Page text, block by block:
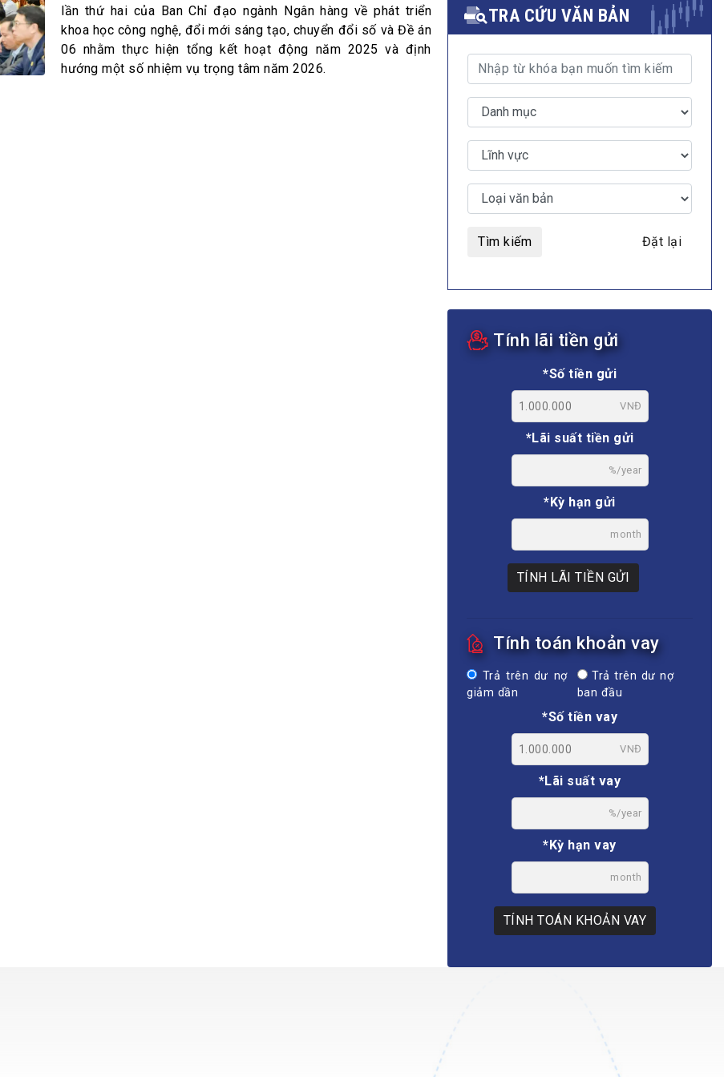
sản
–Thẻ
trị
MULTIMEDIA
Video
E-magazines
lần thứ hai của Ban Chỉ đạo ngành Ngân hàng về phát triển
khoa học công nghệ, đổi mới sáng tạo, chuyển đổi số và Đề án
06 nhằm thực hiện tổng kết hoạt động năm 2025 và định
hướng một số nhiệm vụ trọng tâm năm 2026.
TRA CỨU VĂN BẢN
Tìm kiếm Đặt lại
Tính lãi tiền gửi
*Số tiền gửi
VNĐ
*Lãi suất tiền gửi
%/year
*Kỳ hạn gửi
month
TÍNH LÃI TIỀN GỬI
Tính toán khoản vay
Trả trên dư nợ
giảm dần
Trả trên dư nợ
ban đầu
*Số tiền vay
VNĐ
*Lãi suất vay
%/year
*Kỳ hạn vay
month
TÍNH TOÁN KHOẢN VAY